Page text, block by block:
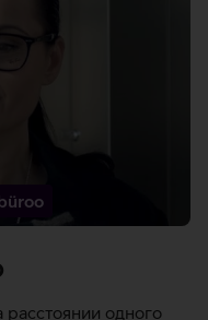
одного